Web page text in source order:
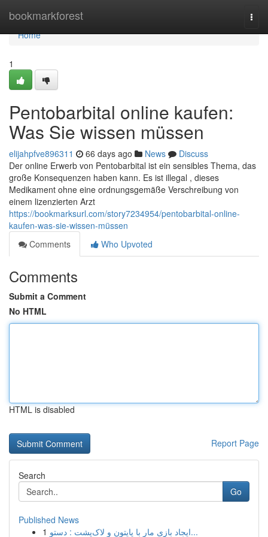
bookmarkforest
Home
Home
1
Pentobarbital online kaufen:
Was Sie wissen müssen
elijahpfve896311 66 days ago News
Discuss
Der online Erwerb von Pentobarbital ist ein sensibles Thema, das
große Konsequenzen haben kann. Es ist illegal , dieses
Medikament ohne eine ordnungsgemäße Verschreibung von
einem lizenzierten Arzt
https://bookmarksurl.com/story7234954/pentobarbital-online-
kaufen-was-sie-wissen-müssen
Comments
Who Upvoted
Comments
Submit a Comment
No HTML
HTML is disabled
Report Page
Search
Go
Published News
1
ایجاد بازی مار با پایتون و لاک‌پشت : دستو...